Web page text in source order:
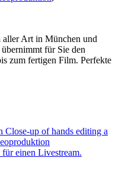
Art in München und
für Sie den
zum fertigen Film. Perfekte